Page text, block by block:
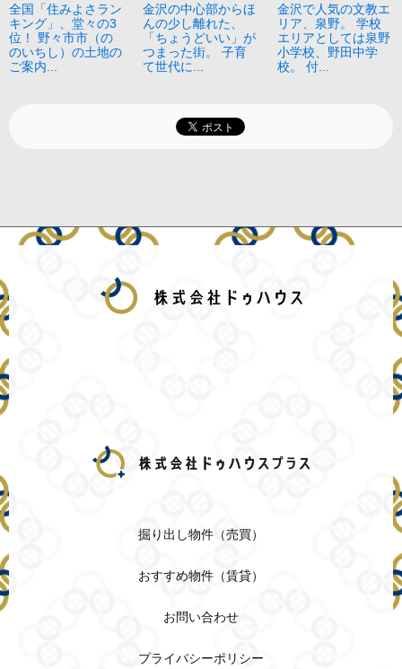
全国「住みよさラン
キング」、堂々の3
位！ 野々市市（の
のいちし）の土地の
ご案内...
金沢の中心部からほ
んの少し離れた、
「ちょうどいい」が
つまった街。 子育
て世代に...
金沢で人気の文教エ
リア、泉野。 学校
エリアとしては泉野
小学校、野田中学
校。 付...
掘り出し物件（売買）
おすすめ物件（賃貸）
お問い合わせ
プライバシーポリシー